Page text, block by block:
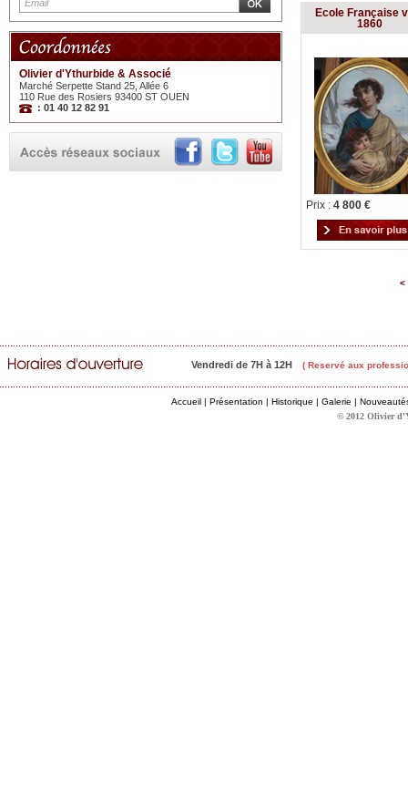
Olivier d'Ythurbide & Associé
Marché Serpette Stand 25, Allée 6
110 Rue des Rosiers 93400 ST OUEN
: 01 40 12 82 91
Ecole Française
1860
Prix : 4 800 €
<
Vendredi de 7H à 12H ( Reservé aux
Accueil | Présentation | Historique | Galerie |
© 2012 Olivier